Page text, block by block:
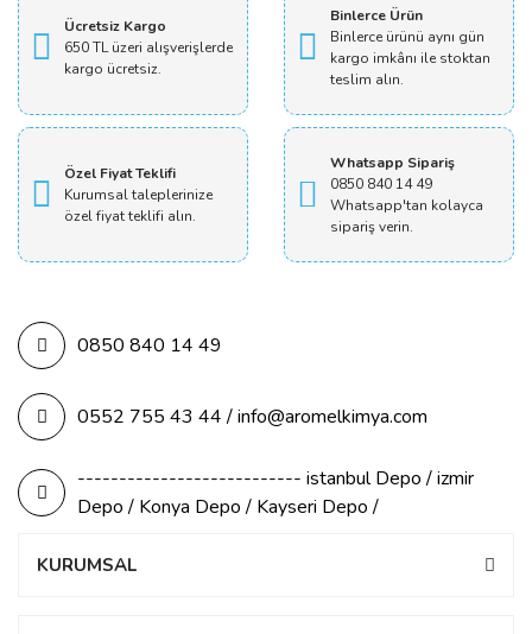
Ücretsiz Kargo
650 TL üzeri alışverişlerde
kargo ücretsiz.
Binlerce Ürün
Binlerce ürünü aynı gün
kargo imkânı ile stoktan
teslim alın.
Özel Fiyat Teklifi
Kurumsal taleplerinize
özel fiyat teklifi alın.
Whatsapp Sipariş
0850 840 14 49
Whatsapp'tan kolayca
sipariş verin.
0850 840 14 49
0552 755 43 44 / info@aromelkimya.com
--------------------------- istanbul Depo / izmir
Depo / Konya Depo / Kayseri Depo /
KURUMSAL